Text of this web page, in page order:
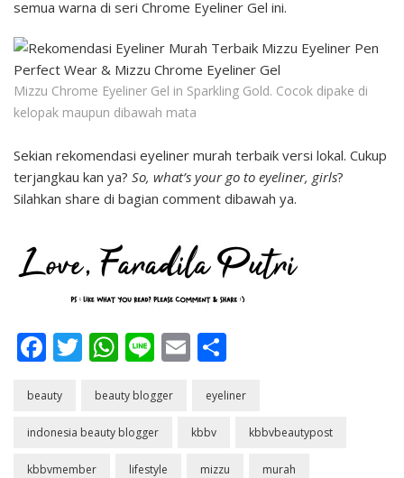
semua warna di seri Chrome Eyeliner Gel ini.
Mizzu Chrome Eyeliner Gel in Sparkling Gold. Cocok dipake di
kelopak maupun dibawah mata
Sekian rekomendasi eyeliner murah terbaik versi lokal. Cukup
terjangkau kan ya? So, what’s your go to eyeliner, girls?
Silahkan share di bagian comment dibawah ya.
Facebook
Twitter
WhatsApp
LineEmail
beauty beauty blogger eyeliner
indonesia beauty blogger kbbv kbbvbeautypost
kbbvmember lifestyle mizzu murah